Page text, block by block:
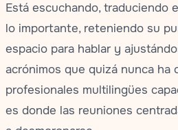
Está escuchando, traduciendo
lo importante, reteniendo su
espacio para hablar y
acrónimos que quizá nunca ha
profesionales multilingües
es donde las reuniones